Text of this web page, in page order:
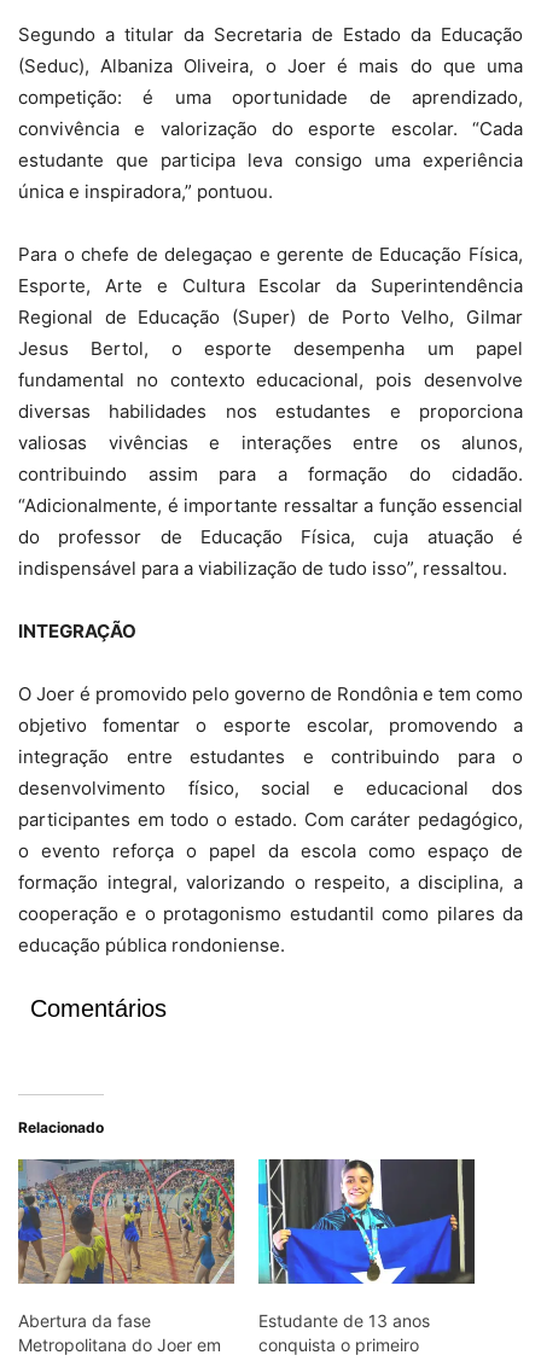
Segundo a titular da Secretaria de Estado da Educação
(Seduc), Albaniza Oliveira, o Joer é mais do que uma
competição: é uma oportunidade de aprendizado,
convivência e valorização do esporte escolar. “Cada
estudante que participa leva consigo uma experiência
única e inspiradora,” pontuou.
Para o chefe de delegaçao e gerente de Educação Física,
Esporte, Arte e Cultura Escolar da Superintendência
Regional de Educação (Super) de Porto Velho, Gilmar
Jesus Bertol, o esporte desempenha um papel
fundamental no contexto educacional, pois desenvolve
diversas habilidades nos estudantes e proporciona
valiosas vivências e interações entre os alunos,
contribuindo assim para a formação do cidadão.
“Adicionalmente, é importante ressaltar a função essencial
do professor de Educação Física, cuja atuação é
indispensável para a viabilização de tudo isso”, ressaltou.
INTEGRAÇÃO
O Joer é promovido pelo governo de Rondônia e tem como
objetivo fomentar o esporte escolar, promovendo a
integração entre estudantes e contribuindo para o
desenvolvimento físico, social e educacional dos
participantes em todo o estado. Com caráter pedagógico,
o evento reforça o papel da escola como espaço de
formação integral, valorizando o respeito, a disciplina, a
cooperação e o protagonismo estudantil como pilares da
educação pública rondoniense.
Comentários
Relacionado
Abertura da fase
Metropolitana do Joer em
Estudante de 13 anos
conquista o primeiro